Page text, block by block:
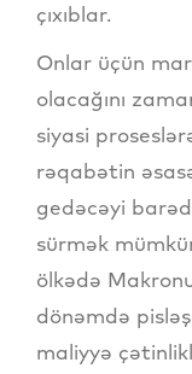
çıxıblar.
Onlar üçün
olacağını
siyasi
rəqabətin
gedəcəyi
sürmək
ölkədə
dönəmdə
maliyyə